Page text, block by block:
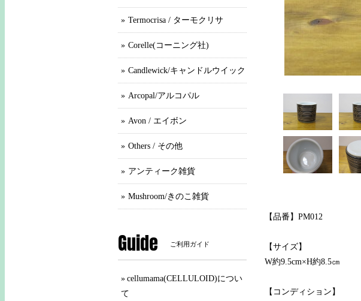
【品番】PM012
【サイズ】
W約9.5cm×H約8.5㎝
【コンディション】
Termocrisa / ターモクリサ
Corelle(コーニング社)
Candlewick/キャンドルウイック
Arcopal/アルコパル
Avon / エイボン
Others / その他
アンティーク雑貨
Mushroom/きのこ雑貨
Guide ご利用ガイド
cellumama(CELLULOID)につい
て